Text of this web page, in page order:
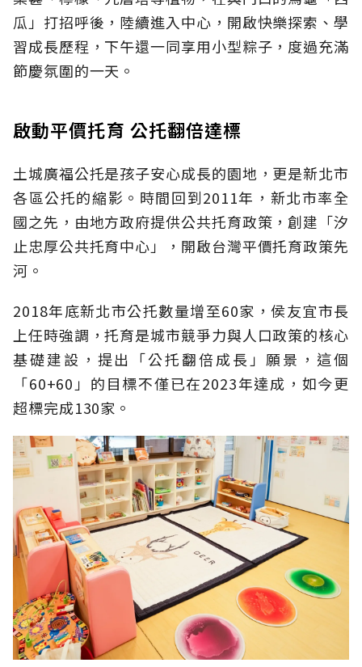
瓜」打招呼後，陸續進入中心，開啟快樂探索、學
習成長歷程，下午還一同享用小型粽子，度過充滿
節慶氛圍的一天。
啟動平價托育 公托翻倍達標
土城廣福公托是孩子安心成長的園地，更是新北市
各區公托的縮影。時間回到2011年，新北市率全
國之先，由地方政府提供公共托育政策，創建「汐
止忠厚公共托育中心」，開啟台灣平價托育政策先
河。
2018年底新北市公托數量增至60家，侯友宜市長
上任時強調，托育是城市競爭力與人口政策的核心
基礎建設，提出「公托翻倍成長」願景，這個
「60+60」的目標不僅已在2023年達成，如今更
超標完成130家。